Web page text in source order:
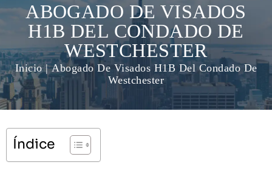
ABOGADO DE VISADOS
H1B DEL CONDADO DE
WESTCHESTER
Inicio|Abogado De Visados H1B Del Condado De
Westchester
Índice